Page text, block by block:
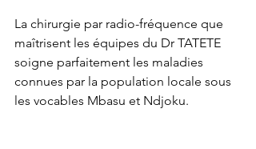
La chirurgie par radio-fréquence que
maîtrisent les équipes du Dr TATETE
soigne parfaitement les maladies
connues par la population locale sous
les vocables Mbasu et Ndjoku.